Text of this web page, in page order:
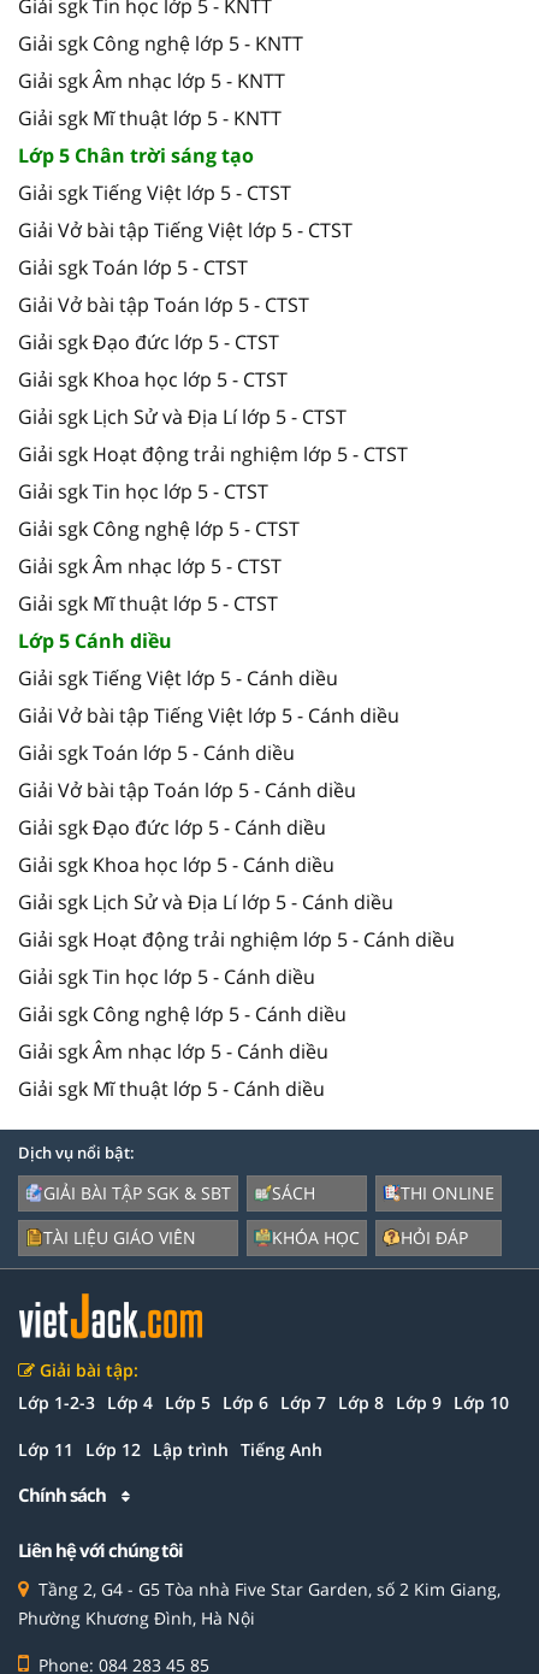
Giải sgk Tin học lớp 5 - KNTT
Giải sgk Công nghệ lớp 5 - KNTT
Giải sgk Âm nhạc lớp 5 - KNTT
Giải sgk Mĩ thuật lớp 5 - KNTT
Lớp 5 Chân trời sáng tạo
Giải sgk Tiếng Việt lớp 5 - CTST
Giải Vở bài tập Tiếng Việt lớp 5 - CTST
Giải sgk Toán lớp 5 - CTST
Giải Vở bài tập Toán lớp 5 - CTST
Giải sgk Đạo đức lớp 5 - CTST
Giải sgk Khoa học lớp 5 - CTST
Giải sgk Lịch Sử và Địa Lí lớp 5 - CTST
Giải sgk Hoạt động trải nghiệm lớp 5 - CTST
Giải sgk Tin học lớp 5 - CTST
Giải sgk Công nghệ lớp 5 - CTST
Giải sgk Âm nhạc lớp 5 - CTST
Giải sgk Mĩ thuật lớp 5 - CTST
Lớp 5 Cánh diều
Giải sgk Tiếng Việt lớp 5 - Cánh diều
Giải Vở bài tập Tiếng Việt lớp 5 - Cánh diều
Giải sgk Toán lớp 5 - Cánh diều
Giải Vở bài tập Toán lớp 5 - Cánh diều
Giải sgk Đạo đức lớp 5 - Cánh diều
Giải sgk Khoa học lớp 5 - Cánh diều
Giải sgk Lịch Sử và Địa Lí lớp 5 - Cánh diều
Giải sgk Hoạt động trải nghiệm lớp 5 - Cánh diều
Giải sgk Tin học lớp 5 - Cánh diều
Giải sgk Công nghệ lớp 5 - Cánh diều
Giải sgk Âm nhạc lớp 5 - Cánh diều
Giải sgk Mĩ thuật lớp 5 - Cánh diều
Dịch vụ nổi bật:
GIẢI BÀI TẬP SGK & SBT
TÀI LIỆU GIÁO VIÊN
SÁCH
KHÓA HỌC
THI ONLINE
HỎI ĐÁP
Giải bài tập:
Lớp 1-2-3 Lớp 4 Lớp 5 Lớp 6 Lớp 7 Lớp 8 Lớp 9 Lớp 10
Lớp 11 Lớp 12 Lập trình Tiếng Anh
Chính sách
Liên hệ với chúng tôi
Tầng 2, G4 - G5 Tòa nhà Five Star Garden, số 2 Kim Giang,
Phường Khương Đình, Hà Nội
Phone: 084 283 45 85